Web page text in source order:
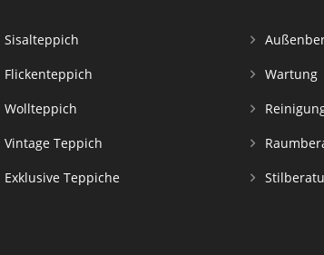
Sisalteppich
Flickenteppich
Wollteppich
Vintage Teppich
Exklusive Teppiche
Wartung